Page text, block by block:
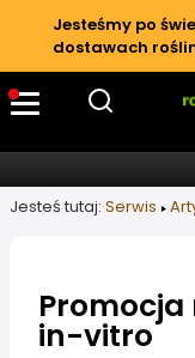
Jesteśmy po
dostawach
Jesteś tutaj: Serwis
in-vitro